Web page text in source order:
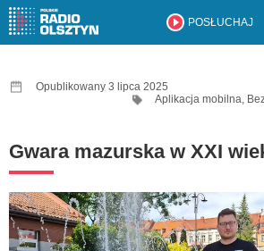
POSŁUCHAJ
Opublikowany 3 lipca 2025
Aplikacja mobilna,
Gwara mazurska w XXI